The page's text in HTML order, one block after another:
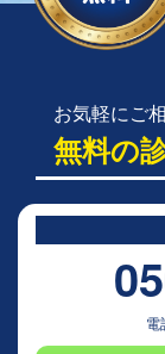
お気軽にご
無料の
電